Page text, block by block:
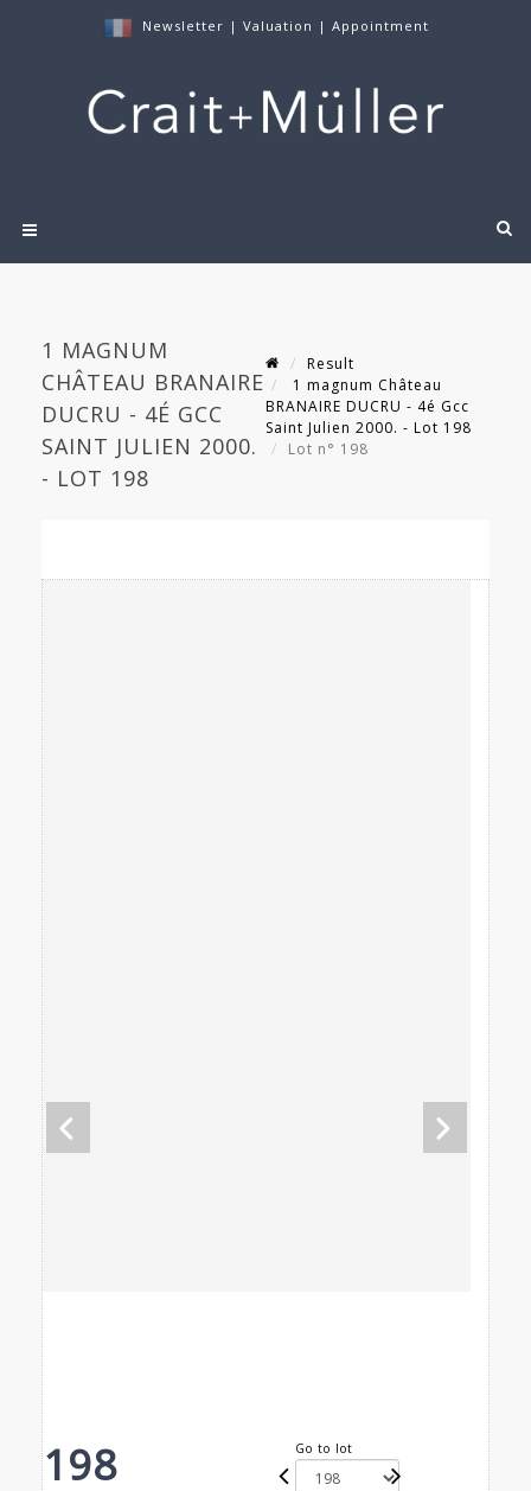
Newsletter | Valuation | Appointment
1 MAGNUM
CHÂTEAU BRANAIRE
DUCRU - 4É GCC
SAINT JULIEN 2000.
- LOT 198
Result
1 magnum Château
BRANAIRE DUCRU - 4é Gcc
Saint Julien 2000. - Lot 198
Lot n° 198
198 Go to lot